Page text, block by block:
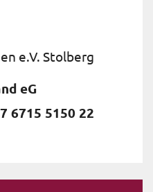
e.V. Stolberg
eG
6715 5150 22